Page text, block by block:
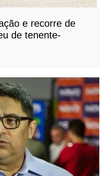
e recorre de
de tenente-